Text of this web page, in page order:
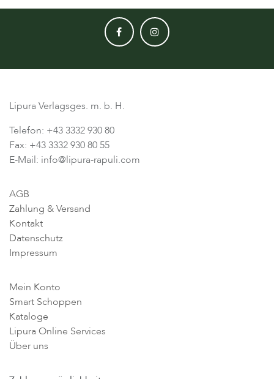
Lipura Verlagsges. m. b. H.
Telefon: +43 3332 930 80
Fax: +43 3332 930 80 55
E-Mail: info@lipura-rapuli.com
AGB
Zahlung & Versand
Kontakt
Datenschutz
Impressum
Mein Konto
Smart Schoppen
Kataloge
Lipura Online Services
Über uns